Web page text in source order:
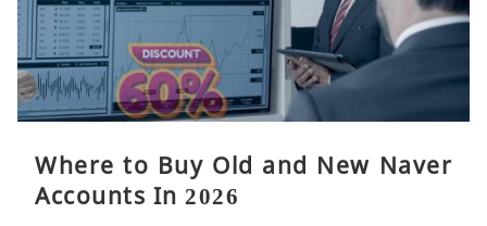
Where to Buy Old and New Naver
Accounts In 2026